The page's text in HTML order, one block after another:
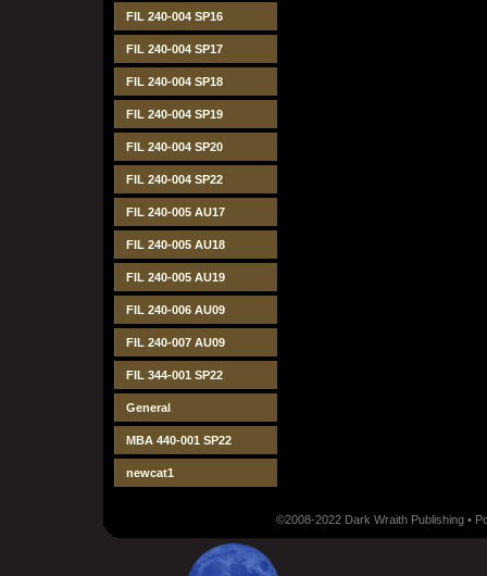
FIL 240-004 SP16
FIL 240-004 SP17
FIL 240-004 SP18
FIL 240-004 SP19
FIL 240-004 SP20
FIL 240-004 SP22
FIL 240-005 AU17
FIL 240-005 AU18
FIL 240-005 AU19
FIL 240-006 AU09
FIL 240-007 AU09
FIL 344-001 SP22
General
MBA 440-001 SP22
newcat1
©2008-2022 Dark Wraith Publishing •